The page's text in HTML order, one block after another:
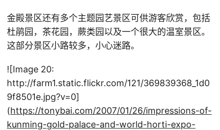
金殿景区还有多个主题园艺景区可供游客欣赏，包括
杜鹃园，茶花园，蕨类园以及一个很大的温室景区。
这部分景区小路较多，小心迷路。
![Image 20:
http://farm1.static.flickr.com/121/369839368_1d0
9f8501e.jpg?v=0]
(https://tonybai.com/2007/01/26/impressions-of-
kunming-gold-palace-and-world-horti-expo-